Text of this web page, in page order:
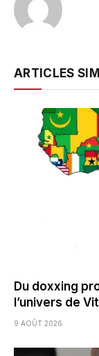
ARTICLES
Du doxxing
l’univers de
9 AOÛT 2026